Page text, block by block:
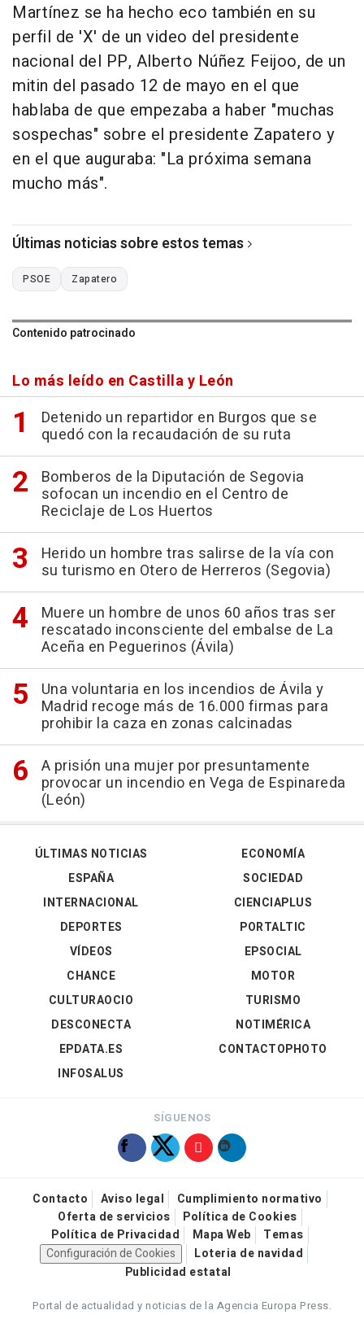
Martínez se ha hecho eco también en su
perfil de 'X' de un video del presidente
nacional del PP, Alberto Núñez Feijoo, de un
mitin del pasado 12 de mayo en el que
hablaba de que empezaba a haber "muchas
sospechas" sobre el presidente Zapatero y
en el que auguraba: "La próxima semana
mucho más".
Últimas noticias sobre estos temas
PSOE Zapatero
Contenido patrocinado
Lo más leído en Castilla y León
Detenido un repartidor en Burgos que se
quedó con la recaudación de su ruta
Bomberos de la Diputación de Segovia
sofocan un incendio en el Centro de
Reciclaje de Los Huertos
Herido un hombre tras salirse de la vía con
su turismo en Otero de Herreros (Segovia)
Muere un hombre de unos 60 años tras ser
rescatado inconsciente del embalse de La
Aceña en Peguerinos (Ávila)
Una voluntaria en los incendios de Ávila y
Madrid recoge más de 16.000 firmas para
prohibir la caza en zonas calcinadas
A prisión una mujer por presuntamente
provocar un incendio en Vega de Espinareda
(León)
ÚLTIMAS NOTICIAS
ESPAÑA
INTERNACIONAL
DEPORTES
VÍDEOS
ECONOMÍA
SOCIEDAD
CIENCIAPLUS
PORTALTIC
EPSOCIAL
CHANCE
CULTURAOCIO
DESCONECTA
EPDATA.ES
INFOSALUS
MOTOR
TURISMO
NOTIMÉRICA
CONTACTOPHOTO
SÍGUENOS
Contacto Aviso legal
Cumplimiento normativo
Oferta de servicios
Política de Cookies
Política de Privacidad
Mapa Web
Temas
Configuración de Cookies
Loteria de navidad
Publicidad estatal
Portal de actualidad y noticias de la Agencia Europa Press.